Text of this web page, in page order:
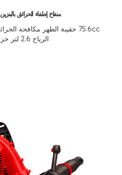
منفاخ إطفاء الحرائق بالبنزين NTLB850B
الرياح 2.6 لتر خزان الوقود